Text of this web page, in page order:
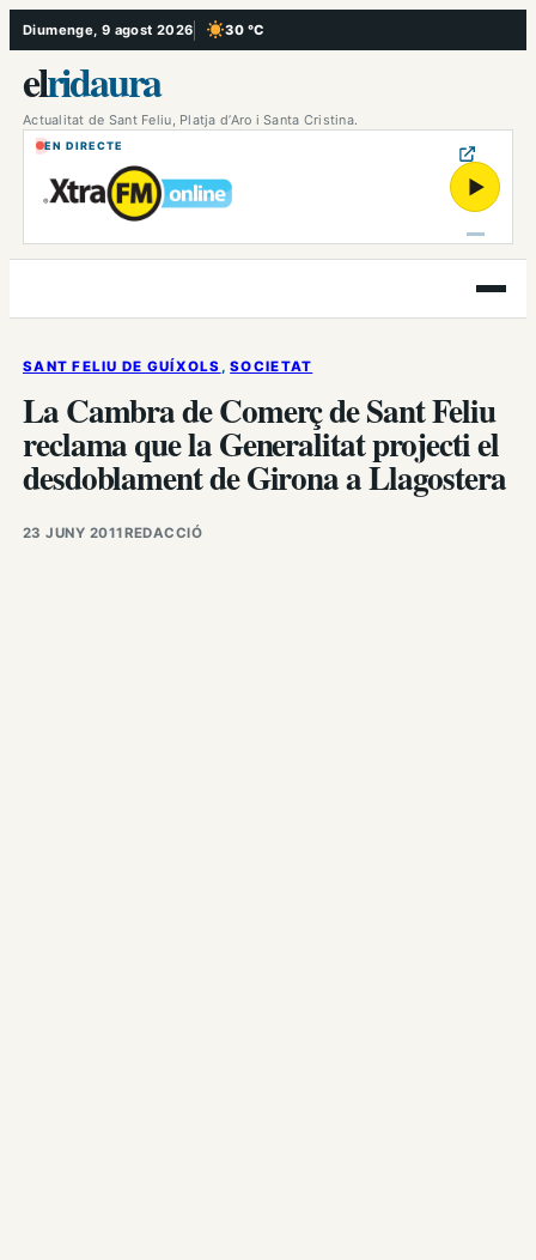
Vés
al
contingut
Diumenge, 9 agost 2026 30 °C
, Cel serè
elridaura
Actualitat de Sant Feliu, Platja d’Aro i Santa Cristina.
EN DIRECTE
▶
Obre
el
SANT FELIU DE GUÍXOLS , SOCIETAT
La Cambra de Comerç de Sant Feliu
reclama que la Generalitat projecti el
desdoblament de Girona a Llagostera
23 JUNY 2011REDACCIÓ